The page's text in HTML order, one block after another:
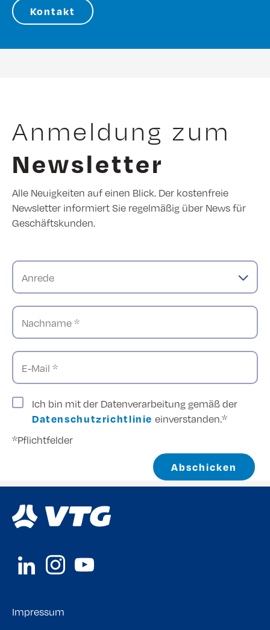
Kontakt
Anmeldung zum
Newsletter
Alle Neuigkeiten auf einen Blick. Der kostenfreie
Newsletter informiert Sie regelmäßig über News für
Geschäftskunden.
Anrede
Nachname *
E-Mail *
Ich bin mit der Datenverarbeitung gemäß der
Datenschutzrichtlinie einverstanden.*
*Pflichtfelder
Abschicken
Impressum